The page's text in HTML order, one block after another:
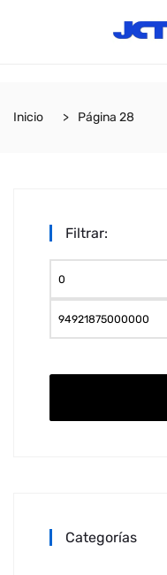
Inicio Página 28
Filtrar:
Categorías